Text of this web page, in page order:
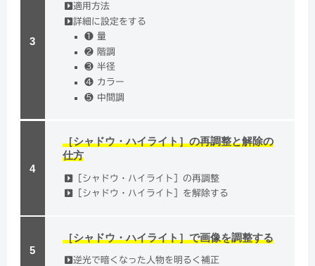
適用方法
詳細に設定をする
❶ 量
❷ 階調
❸ 半径
❹ カラー
❺ 中間調
［シャドウ・ハイライト］の再調整と解除の
仕方
［シャドウ・ハイライト］の再調整
［シャドウ・ハイライト］を解除する
［シャドウ・ハイライト］で画像を調整する
逆光で暗くなった人物を明るく補正